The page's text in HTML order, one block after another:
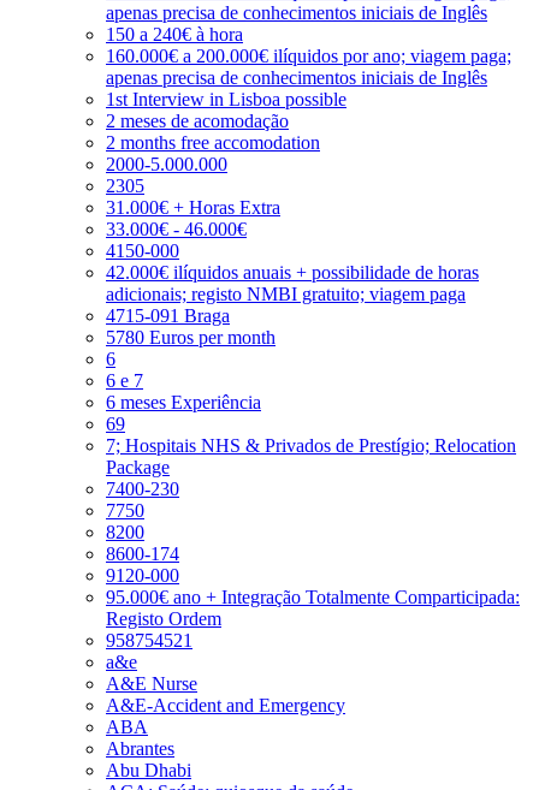
apenas precisa de conhecimentos iniciais de Inglês
150 a 240€ à hora
160.000€ a 200.000€ ilíquidos por ano; viagem paga;
apenas precisa de conhecimentos iniciais de Inglês
1st Interview in Lisboa possible
2 meses de acomodação
2 months free accomodation
2000-5.000.000
2305
31.000€ + Horas Extra
33.000€ - 46.000€
4150-000
42.000€ ilíquidos anuais + possibilidade de horas
adicionais; registo NMBI gratuito; viagem paga
4715-091 Braga
5780 Euros per month
6
6 e 7
6 meses Experiência
69
7; Hospitais NHS & Privados de Prestígio; Relocation
Package
7400-230
7750
8200
8600-174
9120-000
95.000€ ano + Integração Totalmente Comparticipada:
Registo Ordem
958754521
a&e
A&E Nurse
A&E-Accident and Emergency
ABA
Abrantes
Abu Dhabi